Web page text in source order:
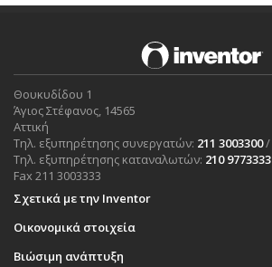
Θουκυδίδου 1
Άγιος Στέφανος, 14565
Αττική
Τηλ. εξυπηρέτησης συνεργατών: 211 3003300/
Τηλ. εξυπηρέτησης καταναλωτών: 210 9773333
Fax 211 3003333
Σχετικά με την Inventor
Οικονομικά στοιχεία
Βιώσιμη ανάπτυξη